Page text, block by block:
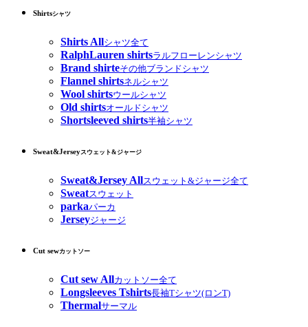
Shirtsシャツ
Shirts Allシャツ全て
RalphLauren shirtsラルフローレンシャツ
Brand shirteその他ブランドシャツ
Flannel shirtsネルシャツ
Wool shirtsウールシャツ
Old shirtsオールドシャツ
Shortsleeved shirts半袖シャツ
Sweat&Jerseyスウェット&ジャージ
Sweat&Jersey Allスウェット&ジャージ全て
Sweatスウェット
parkaパーカ
Jerseyジャージ
Cut sewカットソー
Cut sew Allカットソー全て
Longsleeves Tshirts長袖Tシャツ(ロンT)
Thermalサーマル